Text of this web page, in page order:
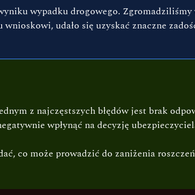
wypadku drogowego.
udało się uzyskać znaczne
z najczęstszych błędów jest brak
wpłynąć na decyzję
co może prowadzić do zaniżenia